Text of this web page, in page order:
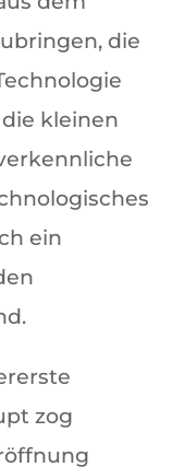
die
kleinen
ein
zog